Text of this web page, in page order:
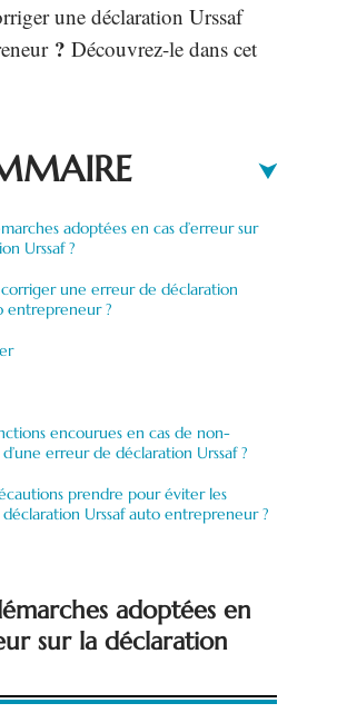
une déclaration Urssaf
? Découvrez-le dans cet
adoptées en cas d’erreur sur
Urssaf ?
une erreur de déclaration
entrepreneur ?
encourues en cas de non-
erreur de déclaration Urssaf ?
prendre pour éviter les
Urssaf auto entrepreneur ?
adoptées en
sur la déclaration